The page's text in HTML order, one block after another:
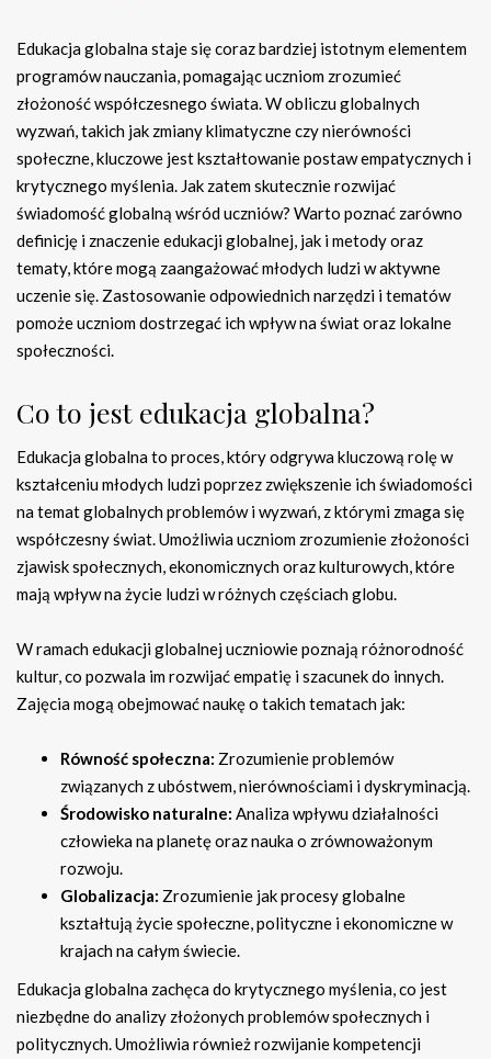
Edukacja globalna staje się coraz bardziej istotnym elementem
programów nauczania, pomagając uczniom zrozumieć
złożoność współczesnego świata. W obliczu globalnych
wyzwań, takich jak zmiany klimatyczne czy nierówności
społeczne, kluczowe jest kształtowanie postaw empatycznych i
krytycznego myślenia. Jak zatem skutecznie rozwijać
świadomość globalną wśród uczniów? Warto poznać zarówno
definicję i znaczenie edukacji globalnej, jak i metody oraz
tematy, które mogą zaangażować młodych ludzi w aktywne
uczenie się. Zastosowanie odpowiednich narzędzi i tematów
pomoże uczniom dostrzegać ich wpływ na świat oraz lokalne
społeczności.
Co to jest edukacja globalna?
Edukacja globalna to proces, który odgrywa kluczową rolę w
kształceniu młodych ludzi poprzez zwiększenie ich świadomości
na temat globalnych problemów i wyzwań, z którymi zmaga się
współczesny świat. Umożliwia uczniom zrozumienie złożoności
zjawisk społecznych, ekonomicznych oraz kulturowych, które
mają wpływ na życie ludzi w różnych częściach globu.
W ramach edukacji globalnej uczniowie poznają różnorodność
kultur, co pozwala im rozwijać empatię i szacunek do innych.
Zajęcia mogą obejmować naukę o takich tematach jak:
Równość społeczna: Zrozumienie problemów
związanych z ubóstwem, nierównościami i dyskryminacją.
Środowisko naturalne: Analiza wpływu działalności
człowieka na planetę oraz nauka o zrównoważonym
rozwoju.
Globalizacja: Zrozumienie jak procesy globalne
kształtują życie społeczne, polityczne i ekonomiczne w
krajach na całym świecie.
Edukacja globalna zachęca do krytycznego myślenia, co jest
niezbędne do analizy złożonych problemów społecznych i
politycznych. Umożliwia również rozwijanie kompetencji